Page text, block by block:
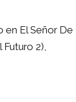
en El Señor De
Futuro 2),